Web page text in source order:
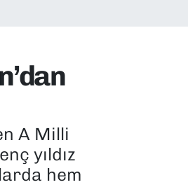
A Milli
yıldız
hem